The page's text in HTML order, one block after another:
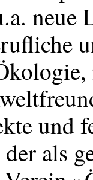
neue
und
als